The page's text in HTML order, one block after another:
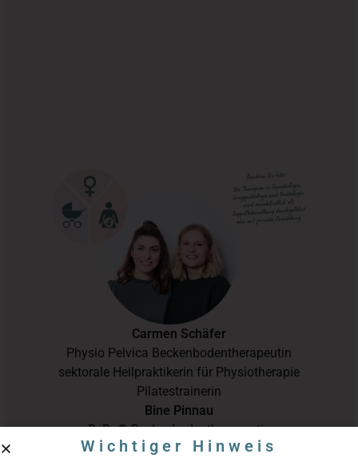
Carmen Schäfer
Physio Pelvica Beckenbodentherapeutin
sektorale Heilpraktikerin für Physiotherapie
Pilatestrainerin
Bine Pinnau
BeBo® Beckenbodentherapeutin
Yogalehrerin
Wichtiger Hinweis